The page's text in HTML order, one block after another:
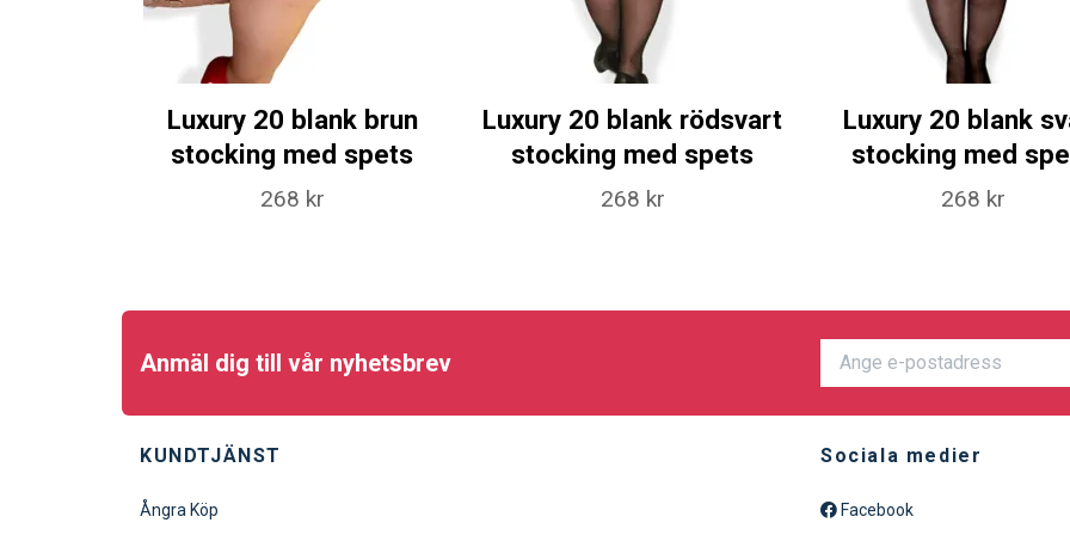
Luxury 20 blank brun
stocking med spets
268 kr
Luxury 20 blank rödsvart
stocking med spets
268 kr
Luxury 20 blank
stocking med
268 kr
Anmäl dig till vår nyhetsbrev
KUNDTJÄNST
Ångra Köp
Sociala medier
Facebook